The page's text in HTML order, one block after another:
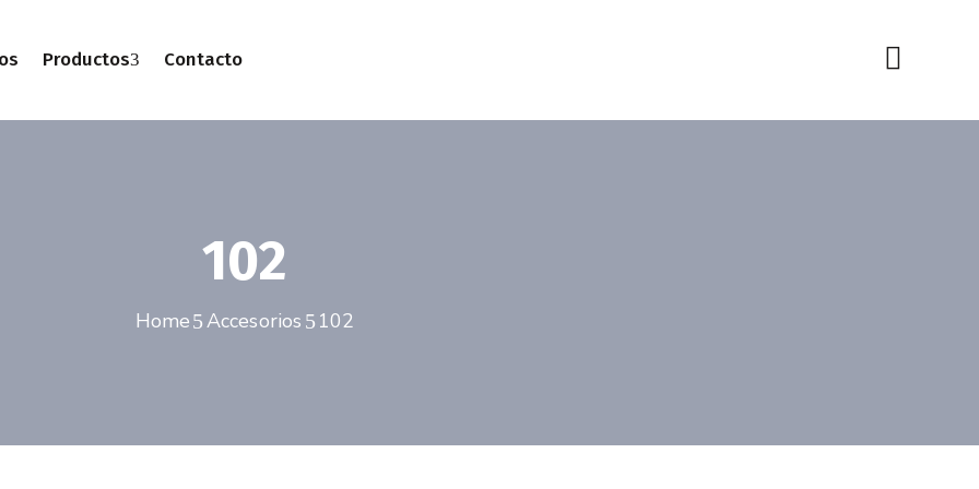
Productos Contacto
102
Home Accesorios 102